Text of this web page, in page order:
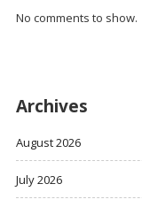
No comments to show.
Archives
August 2026
July 2026